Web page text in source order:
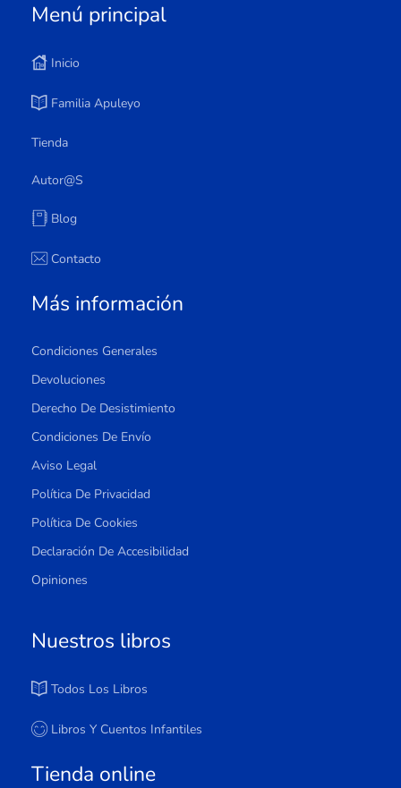
Menú principal
Inicio
Familia Apuleyo
Tienda
Autor@s
Blog
Contacto
Más información
Condiciones Generales
Devoluciones
Derecho De Desistimiento
Condiciones De Envío
Aviso Legal
Política De Privacidad
Política De Cookies
Declaración De Accesibilidad
Opiniones
Nuestros libros
Todos Los Libros
Libros Y Cuentos Infantiles
Tienda online